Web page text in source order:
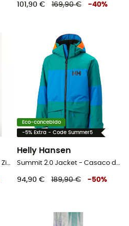
101,90 € 169,90 € -40%
Junior Omega 4/3 mm Back Zip Wetsuit - Fato surf criança
Eco-concebido
-5% Extra - Code Summer5
Helly Hansen
Summit 2.0 Jacket - Casaco de esquí criança
94,90 € 189,90 € -50%